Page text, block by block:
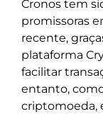
Cronos tem
promissoras
recente,
plataforma
facilitar
entanto,
criptomoeda,